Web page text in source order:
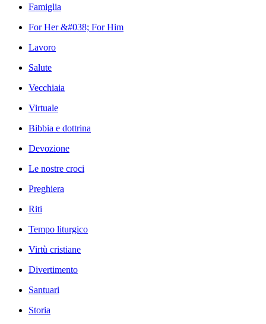
Famiglia
For Her &#038; For Him
Lavoro
Salute
Vecchiaia
Virtuale
Bibbia e dottrina
Devozione
Le nostre croci
Preghiera
Riti
Tempo liturgico
Virtù cristiane
Divertimento
Santuari
Storia